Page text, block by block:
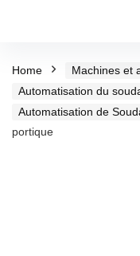
Home
Machines et
Automatisation du
Automatisation de
portique